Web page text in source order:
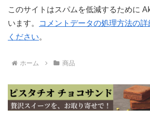
このサイトはスパムを低減するために
います。
コメントデータの処理方法の
ください。
ホーム 商品